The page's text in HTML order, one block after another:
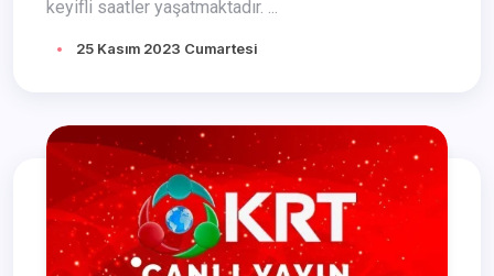
keyifli saatler yaşatmaktadır. ...
25 Kasım 2023 Cumartesi